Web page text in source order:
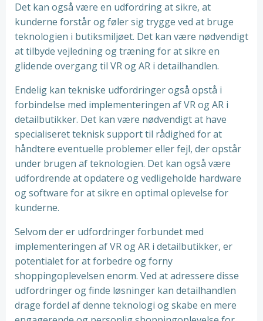
Det kan også være en udfordring at sikre, at
kunderne forstår og føler sig trygge ved at bruge
teknologien i butiksmiljøet. Det kan være nødvendigt
at tilbyde vejledning og træning for at sikre en
glidende overgang til VR og AR i detailhandlen.
Endelig kan tekniske udfordringer også opstå i
forbindelse med implementeringen af VR og AR i
detailbutikker. Det kan være nødvendigt at have
specialiseret teknisk support til rådighed for at
håndtere eventuelle problemer eller fejl, der opstår
under brugen af teknologien. Det kan også være
udfordrende at opdatere og vedligeholde hardware
og software for at sikre en optimal oplevelse for
kunderne.
Selvom der er udfordringer forbundet med
implementeringen af VR og AR i detailbutikker, er
potentialet for at forbedre og forny
shoppingoplevelsen enorm. Ved at adressere disse
udfordringer og finde løsninger kan detailhandlen
drage fordel af denne teknologi og skabe en mere